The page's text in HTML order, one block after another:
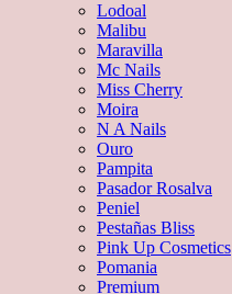
Lodoal
Malibu
Maravilla
Mc Nails
Miss Cherry
Moira
N A Nails
Ouro
Pampita
Pasador Rosalva
Peniel
Pestañas Bliss
Pink Up Cosmetics
Pomania
Premium